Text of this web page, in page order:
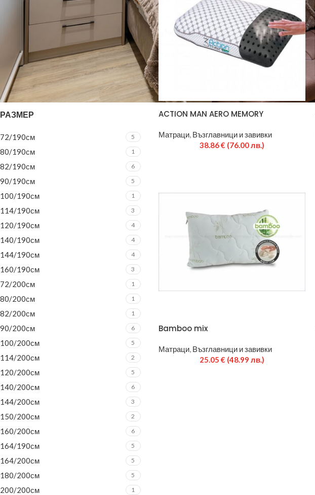
ФИЛТЪР
РАЗМЕР
72/190см 5
80/190см 1
82/190см 6
90/190см 5
100/190см 1
114/190см 3
120/190см 4
140/190см 4
144/190см 4
160/190см 3
72/200см 1
80/200см 1
82/200см 1
90/200см 6
100/200см 5
114/200см 2
120/200см 5
140/200см 6
144/200см 3
150/200см 2
160/200см 6
164/190см 5
164/200см 5
180/200см 5
200/200см 1
ACTION MAN AERO MEMORY
Матраци, Възглавници и завивки
38.86€ (76.00 лв.)
Bamboo mix
Матраци, Възглавници и завивки
25.05 € (48.99 лв.)